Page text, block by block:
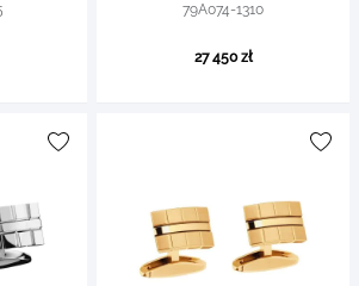
79A074-1310
27 450 zł